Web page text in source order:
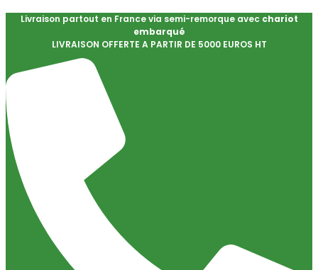
Livraison partout en France via semi-remorque avec chariot
embarqué
LIVRAISON OFFERTE A PARTIR DE 5000 EUROS HT